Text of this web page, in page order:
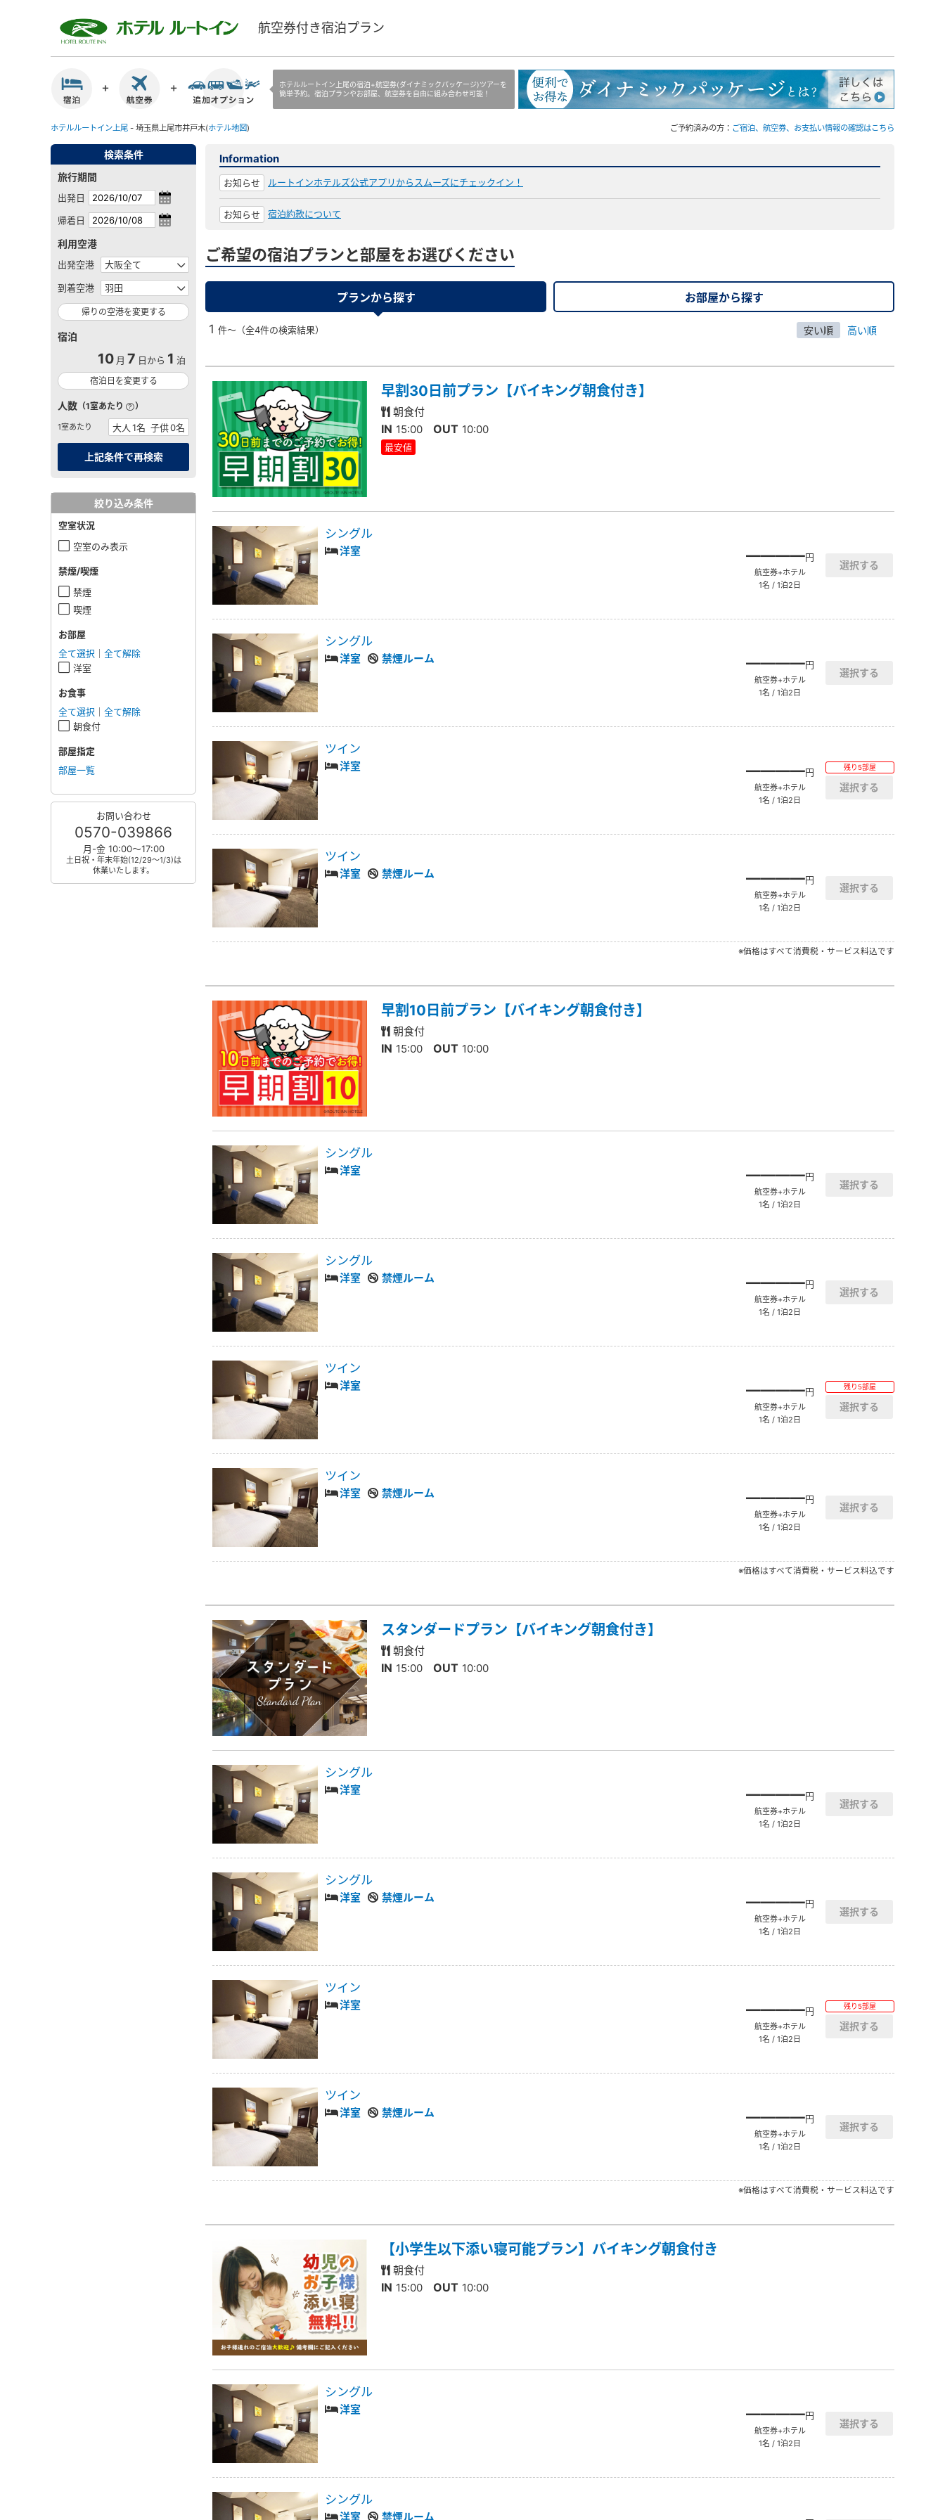
航空券付き宿泊プラン
ホテルルートイン上尾の宿泊+航空券(ダイナミックパッケージ)ツアーを
簡単予約。宿泊プランやお部屋、航空券を自由に組み合わせ可能！
ホテルルートイン上尾 - 埼玉県上尾市井戸木(ホテル地図) ご予約済みの方： ご宿泊、航空券、お支払い情報の確認はこちら
検索条件
旅行期間
出発日
帰着日
利用空港
出発空港
到着空港
帰りの空港を変更する
宿泊
10 月 7 日から 1 泊
宿泊日を変更する
人数 （1室あたり ）
1室あたり
絞り込み条件
空室状況
空室のみ表示
禁煙/喫煙
禁煙
喫煙
お部屋
全て選択
全て解除
洋室
お食事
全て選択
全て解除
朝食付
部屋指定
部屋一覧
お問い合わせ
0570-039866
月-金 10:00～17:00
土日祝・年末年始(12/29～1/3)は
休業いたします。
Information
お知らせ ルートインホテルズ公式アプリからスムーズにチェックイン！
お知らせ 宿泊約款について
ご希望の宿泊プランと部屋をお選びください
プランから探す お部屋から探す
1 件～（全4件の検索結果） 安い順 高い順
早割30日前プラン【バイキング朝食付き】
朝食付
IN 15:00 OUT 10:00
最安値
シングル
洋室 ――――円
航空券+ホテル
1名 / 1泊2日
シングル
洋室 禁煙ルーム ――――円
航空券+ホテル
1名 / 1泊2日
ツイン
洋室 ――――円
航空券+ホテル
1名 / 1泊2日
残り5部屋
ツイン
洋室 禁煙ルーム ――――円
航空券+ホテル
1名 / 1泊2日
※価格はすべて消費税・サービス料込です
早割10日前プラン【バイキング朝食付き】
朝食付
IN 15:00 OUT 10:00
シングル
洋室 ――――円
航空券+ホテル
1名 / 1泊2日
シングル
洋室 禁煙ルーム ――――円
航空券+ホテル
1名 / 1泊2日
ツイン
洋室 ――――円
航空券+ホテル
1名 / 1泊2日
残り5部屋
ツイン
洋室 禁煙ルーム ――――円
航空券+ホテル
1名 / 1泊2日
※価格はすべて消費税・サービス料込です
スタンダードプラン【バイキング朝食付き】
朝食付
IN 15:00 OUT 10:00
シングル
洋室 ――――円
航空券+ホテル
1名 / 1泊2日
シングル
洋室 禁煙ルーム ――――円
航空券+ホテル
1名 / 1泊2日
ツイン
洋室 ――――円
航空券+ホテル
1名 / 1泊2日
残り5部屋
ツイン
洋室 禁煙ルーム ――――円
航空券+ホテル
1名 / 1泊2日
※価格はすべて消費税・サービス料込です
【小学生以下添い寝可能プラン】バイキング朝食付き
朝食付
IN 15:00 OUT 10:00
シングル
洋室 ――――円
航空券+ホテル
1名 / 1泊2日
シングル
洋室 禁煙ルーム